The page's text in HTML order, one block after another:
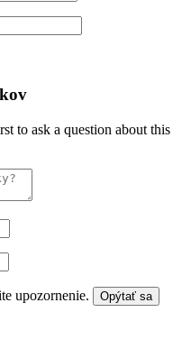
to ask a question about this
upozornenie.